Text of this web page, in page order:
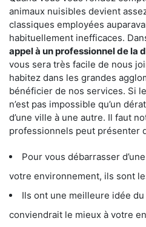
animaux nuisibles devient
classiques employées
habituellement inefficaces.
appel à un professionnel de la
vous sera très facile de nous
habitez dans les grandes
bénéficier de nos services. Si
n’est pas impossible qu’un
d’une ville à une autre. Il faut
professionnels peut présenter
Pour vous débarrasser
votre environnement, ils sont
Ils ont une meilleure idée
conviendrait le mieux à votre